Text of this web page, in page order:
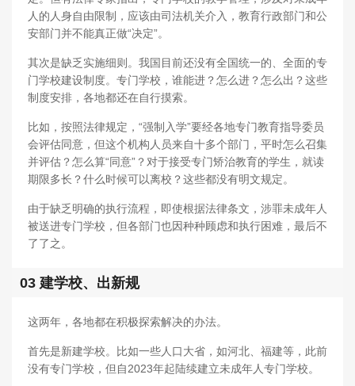
人的人身自由限制，应该由司法机关介入，教育行政部门和公
安部门并不能真正做“决定”。
其次是缺乏实施细则。我国目前还没有全国统一的、全面的专
门学校建设制度。专门学校，谁能进？怎么进？怎么出？这些
制度安排，各地都还在自行摸索。
比如，按照法律规定，“强制入学”要经各地专门教育指导委员
会评估同意，但这个机构人员来自十多个部门，平时怎么召集
并评估？怎么算“同意”？对于接受专门矫治教育的学生，就读
期限多长？什么时候可以离校？这些都没有明文规定。
由于缺乏明确的执行流程，即使根据法律条文，涉罪未成年人
被送进专门学校，但各部门也因种种顾虑和执行困难，最后不
了了之。
03 建学校、出新规
这两年，各地都在积极探索解决的办法。
首先是新建学校。比如一些人口大省，如河北、福建等，此前
没有专门学校，但自2023年起陆续建立未成年人专门学校。